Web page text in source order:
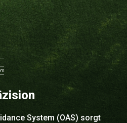
System (OAS) sorgt